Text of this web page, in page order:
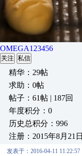
OMEGA123456
关注 私信
精华：29帖
求助：0帖
帖子：61帖 | 187回
年度积分：0
历史总积分：996
注册：2015年8月21日
发表于：2016-04-11 11:22:57